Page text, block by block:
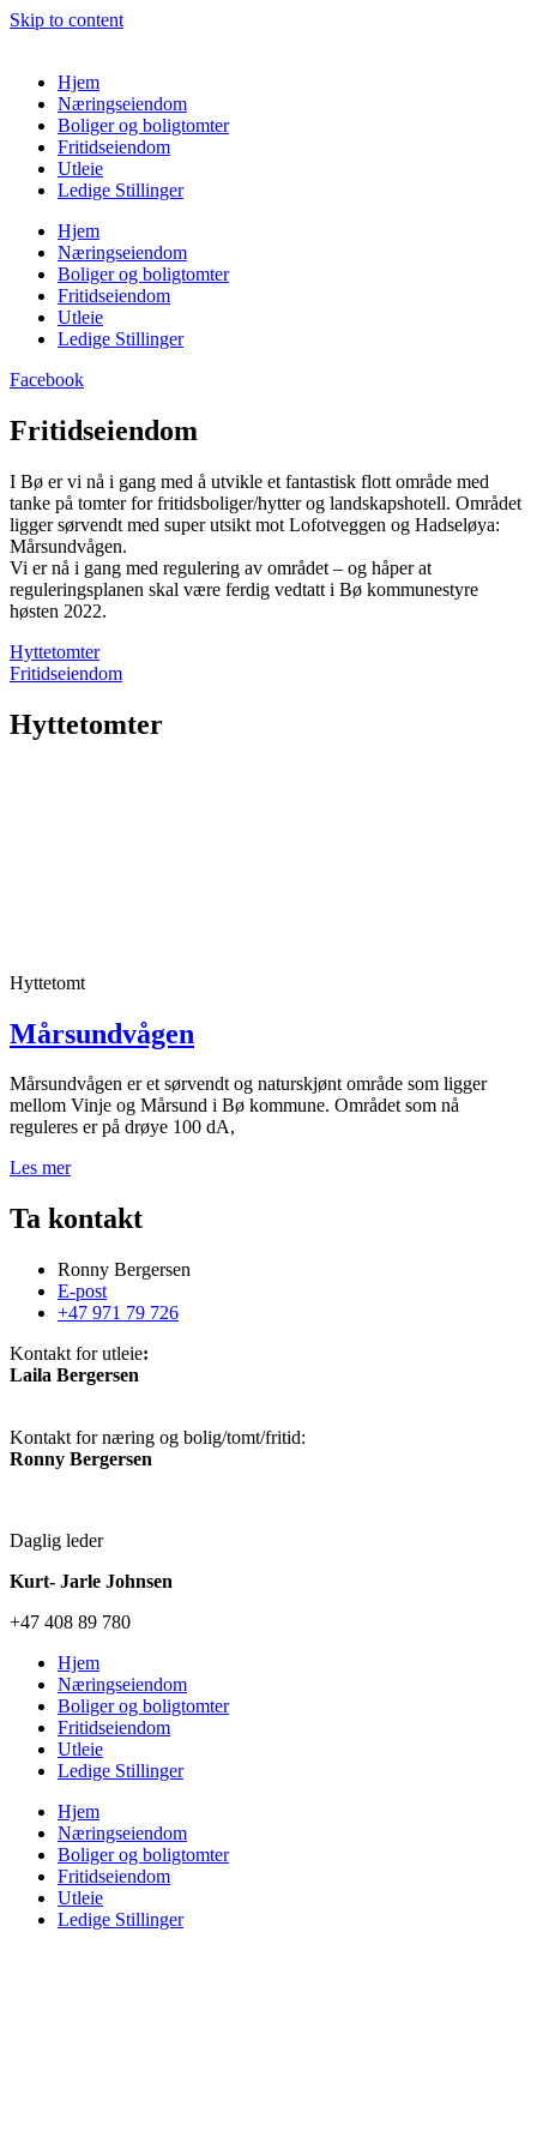
Skip to content
Hjem
Næringseiendom
Boliger og boligtomter
Fritidseiendom
Utleie
Ledige Stillinger
Hjem
Næringseiendom
Boliger og boligtomter
Fritidseiendom
Utleie
Ledige Stillinger
Facebook
Fritidseiendom
I Bø er vi nå i gang med å utvikle et fantastisk flott område med
tanke på tomter for fritidsboliger/hytter og landskapshotell. Området
ligger sørvendt med super utsikt mot Lofotveggen og Hadseløya:
Mårsundvågen.
Vi er nå i gang med regulering av området – og håper at
reguleringsplanen skal være ferdig vedtatt i Bø kommunestyre
høsten 2022.
Hyttetomter
Fritidseiendom
Hyttetomter
Hyttetomt
Mårsundvågen
Mårsundvågen er et sørvendt og naturskjønt område som ligger
mellom Vinje og Mårsund i Bø kommune. Området som nå
reguleres er på drøye 100 dA,
Les mer
Ta kontakt
Ronny Bergersen
E-post
+47 971 79 726
Kontakt for utleie:
Laila Bergersen
Kontakt for næring og bolig/tomt/fritid:
Ronny Bergersen
Daglig leder
Kurt- Jarle Johnsen
+47 408 89 780
Hjem
Næringseiendom
Boliger og boligtomter
Fritidseiendom
Utleie
Ledige Stillinger
Hjem
Næringseiendom
Boliger og boligtomter
Fritidseiendom
Utleie
Ledige Stillinger